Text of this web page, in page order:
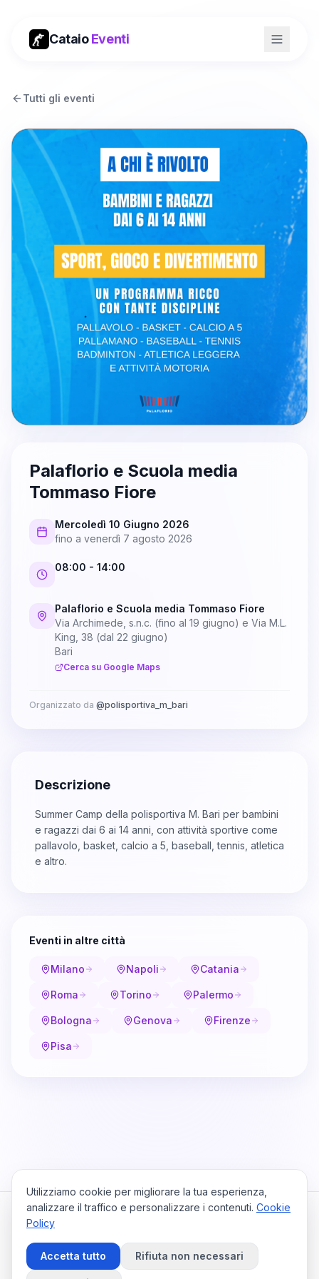
CataioEventi
Tutti gli eventi
Palaflorio e Scuola media
Tommaso Fiore
Mercoledì 10 Giugno 2026
fino a venerdì 7 agosto 2026
08:00 - 14:00
Palaflorio e Scuola media Tommaso Fiore
Via Archimede, s.n.c. (fino al 19 giugno) e Via M.L.
King, 38 (dal 22 giugno)
Bari
Cerca su Google Maps
Organizzato da @polisportiva_m_bari
Descrizione
Summer Camp della polisportiva M. Bari per bambini
e ragazzi dai 6 ai 14 anni, con attività sportive come
pallavolo, basket, calcio a 5, baseball, tennis, atletica
e altro.
Eventi in altre città
Milano Napoli Catania
Roma Torino Palermo
Bologna Genova Firenze
Pisa
HomeViaggiPrivacy PolicyCookie PolicyContattaci
Preferenze Cookie
Utilizziamo cookie per migliorare la tua esperienza,
analizzare il traffico e personalizzare i contenuti. Cookie
Policy
Accetta tutto Rifiuta non necessari